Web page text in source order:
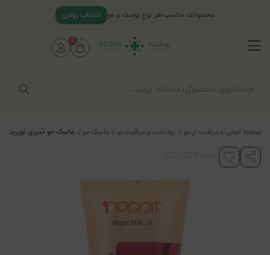
صفحه اصلی مراقبت از مو بهداشت و مراقبت مو ماسک مو ماسک مو شیری نوپریت
محصولات مناسب هر نوع پوست و مو انتخاب روتین
0